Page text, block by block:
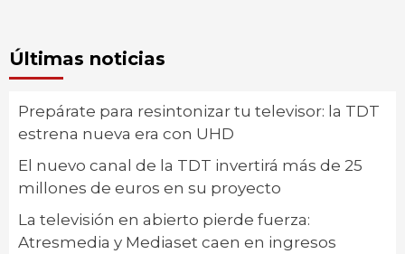
Últimas noticias
Prepárate para resintonizar tu televisor: la TDT
estrena nueva era con UHD
El nuevo canal de la TDT invertirá más de 25
millones de euros en su proyecto
La televisión en abierto pierde fuerza:
Atresmedia y Mediaset caen en ingresos